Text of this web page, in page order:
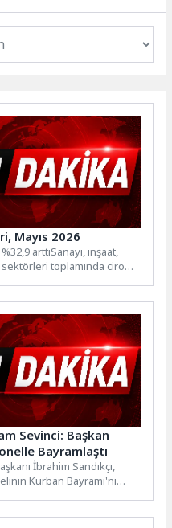
Mayıs 2026
arttıSanayi, inşaat,
toplamında ciro
Sevinci: Başkan
Bayramlaştı
İbrahim Sandıkçı,
Kurban Bayramı'nı